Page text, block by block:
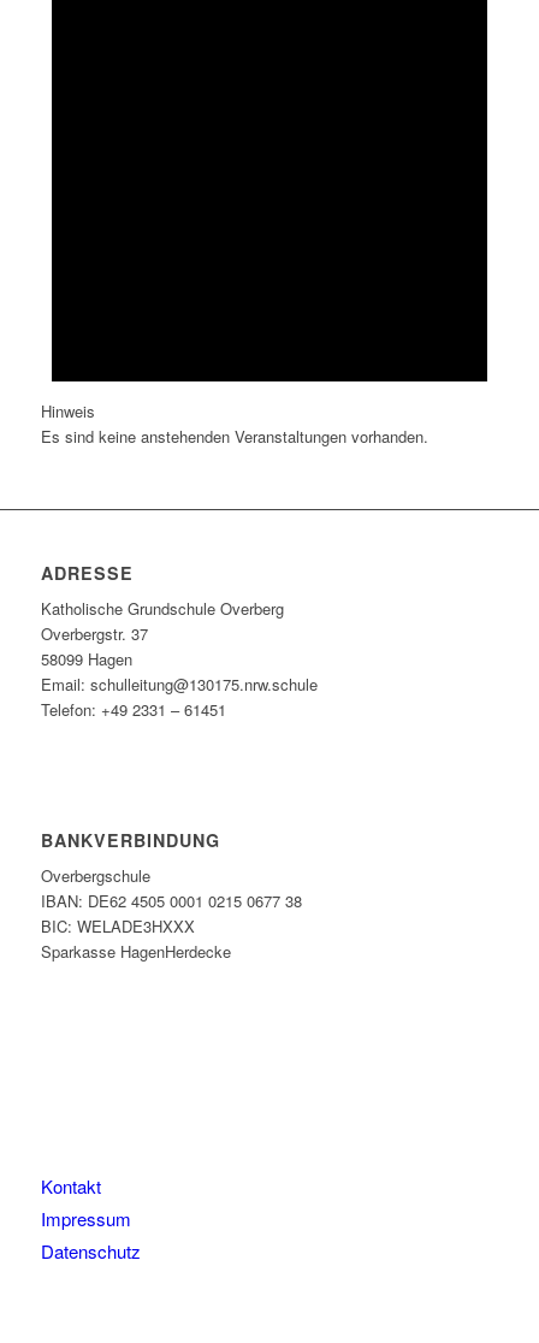
Hinweis
Es sind keine anstehenden Veranstaltungen vorhanden.
ADRESSE
Katholische Grundschule Overberg
Overbergstr. 37
58099 Hagen
Email: schulleitung@130175.nrw.schule
Telefon: +49 2331 – 61451
BANKVERBINDUNG
Overbergschule
IBAN: DE62 4505 0001 0215 0677 38
BIC: WELADE3HXXX
Sparkasse HagenHerdecke
Kontakt
Impressum
Datenschutz